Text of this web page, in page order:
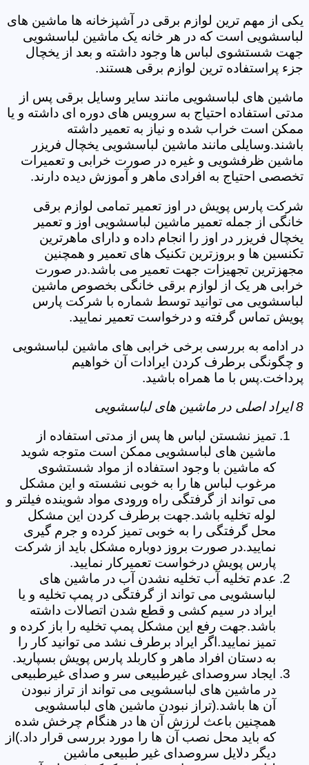
یکی از مهم ترین لوازم برقی در آشپزخانه ها ماشین های
لباسشویی است که در هر خانه یک ماشین لباسشویی
جهت شستشوی لباس ها وجود داشته و بعد از یخچال
جزء پراستفاده ترین لوازم برقی هستند.
ماشین های لباسشویی مانند سایر وسایل برقی پس از
مدتی استفاده احتیاج به سرویس های دوره ای داشته و یا
ممکن است خراب شده و نیاز به تعمیر داشته
باشند.وسایلی مانند ماشین لباسشویی یخچال فریزر
ماشین ظرفشویی و غیره در صورت خرابی و تعمیرات
تخصصی احتیاج به افرادی ماهر و آموزش دیده دارند.
شرکت پارس پویش در اوز تعمیر تمامی لوازم برقی
خانگی از جمله تعمیر ماشین لباسشویی اوز و تعمیر
یخچال فریزر در اوز را انجام داده و دارای ماهرترین
تکنسین ها و بروزترین تکنیک های تعمیر و همچنین
مجهزترین تجهیزات جهت تعمیر می باشد.در صورت
خرابی هر یک از لوازم برقی خانگی بخصوص ماشین
لباسشویی می توانید توسط شماره با شرکت پارس
پویش تماس گرفته و درخواست تعمیر نمایید.
در ادامه به بررسی برخی خرابی های ماشین لباسشویی
و چگونگی برطرف کردن ایرادات آن خواهیم
پرداخت.پس با ما همراه باشید.
8 ایراد اصلی در ماشین های لباسشویی
تمیز نشستن لباس ها پس از مدتی استفاده از
ماشین های لباسشویی ممکن است متوجه شوید
که ماشین با وجود استفاده از مواد شستشوی
مرغوب لباس ها را به خوبی نشسته و این مشکل
می تواند از گرفتگی راه ورودی مواد شوینده فیلتر و
لوله تخلیه باشد.جهت برطرف کردن این مشکل
محل گرفتگی را به خوبی تمیز کرده و جرم گیری
نمایید.در صورت بروز دوباره مشکل باید از شرکت
پارس پویش درخواست تعمیرکار نمایید.
عدم تخلیه آب تخلیه نشدن آب در ماشین های
لباسشویی می تواند از گرفتگی در پمپ تخلیه و یا
ایراد در سیم کشی و قطع شدن اتصالات داشته
باشد.جهت رفع این مشکل پمپ تخلیه را باز کرده و
تمیز نمایید.اگر ایراد برطرف نشد می توانید کار را
به دستان افراد ماهر و کاربلد پارس پویش بسپارید.
ایجاد سروصدای غیرطبیعی سر و صدای غیرطبیعی
در ماشین های لباسشویی می تواند از تراز نبودن
آن ها باشد.(تراز نبودن ماشین های لباسشویی
همچنین باعث لرزش آن ها در هنگام چرخش شده
که باید محل نصب آن ها را مورد بررسی قرار داد.)از
دیگر دلایل سروصدای غیر طبیعی ماشین